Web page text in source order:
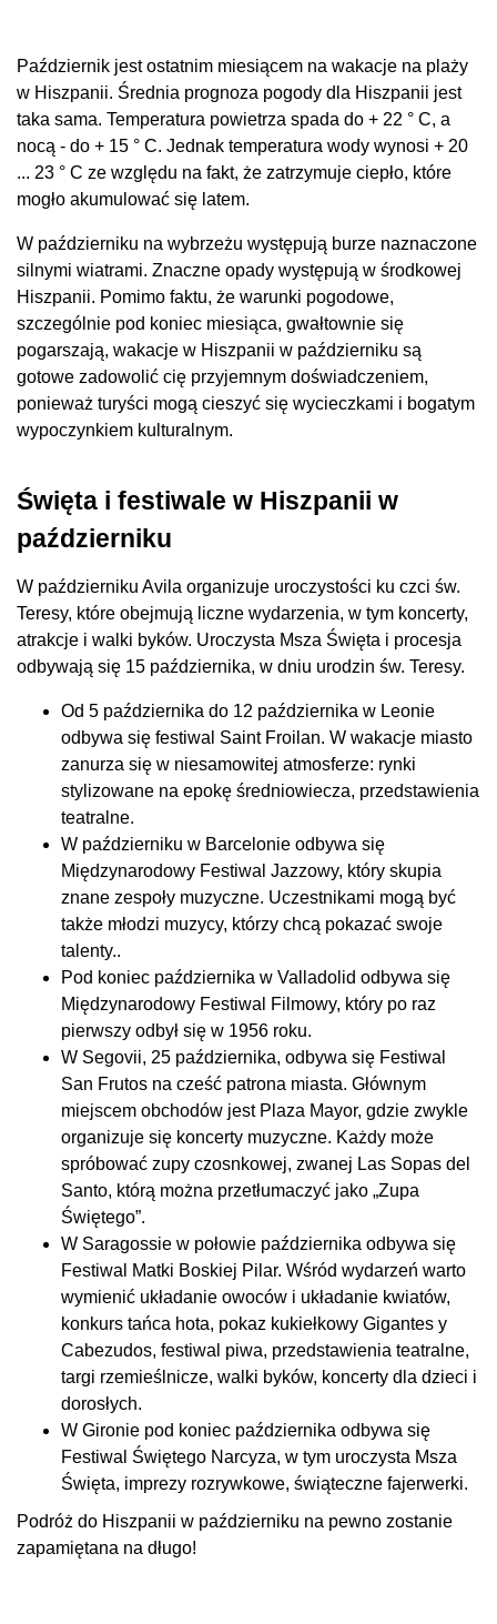
Październik jest ostatnim miesiącem na wakacje na plaży
w Hiszpanii. Średnia prognoza pogody dla Hiszpanii jest
taka sama. Temperatura powietrza spada do + 22 ° C, a
nocą - do + 15 ° C. Jednak temperatura wody wynosi + 20
... 23 ° C ze względu na fakt, że zatrzymuje ciepło, które
mogło akumulować się latem.
W październiku na wybrzeżu występują burze naznaczone
silnymi wiatrami. Znaczne opady występują w środkowej
Hiszpanii. Pomimo faktu, że warunki pogodowe,
szczególnie pod koniec miesiąca, gwałtownie się
pogarszają, wakacje w Hiszpanii w październiku są
gotowe zadowolić cię przyjemnym doświadczeniem,
ponieważ turyści mogą cieszyć się wycieczkami i bogatym
wypoczynkiem kulturalnym.
Święta i festiwale w Hiszpanii w
październiku
W październiku Avila organizuje uroczystości ku czci św.
Teresy, które obejmują liczne wydarzenia, w tym koncerty,
atrakcje i walki byków. Uroczysta Msza Święta i procesja
odbywają się 15 października, w dniu urodzin św. Teresy.
Od 5 października do 12 października w Leonie
odbywa się festiwal Saint Froilan. W wakacje miasto
zanurza się w niesamowitej atmosferze: rynki
stylizowane na epokę średniowiecza, przedstawienia
teatralne.
W październiku w Barcelonie odbywa się
Międzynarodowy Festiwal Jazzowy, który skupia
znane zespoły muzyczne. Uczestnikami mogą być
także młodzi muzycy, którzy chcą pokazać swoje
talenty..
Pod koniec października w Valladolid odbywa się
Międzynarodowy Festiwal Filmowy, który po raz
pierwszy odbył się w 1956 roku.
W Segovii, 25 października, odbywa się Festiwal
San Frutos na cześć patrona miasta. Głównym
miejscem obchodów jest Plaza Mayor, gdzie zwykle
organizuje się koncerty muzyczne. Każdy może
spróbować zupy czosnkowej, zwanej Las Sopas del
Santo, którą można przetłumaczyć jako „Zupa
Świętego”.
W Saragossie w połowie października odbywa się
Festiwal Matki Boskiej Pilar. Wśród wydarzeń warto
wymienić układanie owoców i układanie kwiatów,
konkurs tańca hota, pokaz kukiełkowy Gigantes y
Cabezudos, festiwal piwa, przedstawienia teatralne,
targi rzemieślnicze, walki byków, koncerty dla dzieci i
dorosłych.
W Gironie pod koniec października odbywa się
Festiwal Świętego Narcyza, w tym uroczysta Msza
Święta, imprezy rozrywkowe, świąteczne fajerwerki.
Podróż do Hiszpanii w październiku na pewno zostanie
zapamiętana na długo!